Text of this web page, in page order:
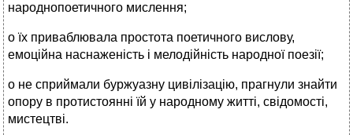
народнопоетичного мислення;
o їх приваблювала простота поетичного вислову,
емоційна наснаженість і мелодійність народної поезії;
o не сприймали буржуазну цивілізацію, прагнули знайти
опору в протистоянні їй у народному житті, свідомості,
мистецтві.